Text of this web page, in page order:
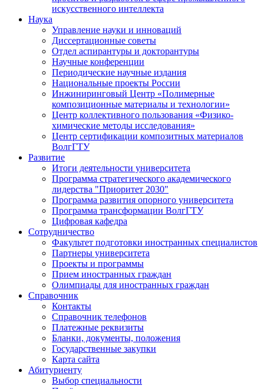
искусственного интеллекта
Наука
Управление науки и инноваций
Диссертационные советы
Отдел аспирантуры и докторантуры
Научные конференции
Периодические научные издания
Национальные проекты России
Инжиниринговый Центр «Полимерные
композиционные материалы и технологии»
Центр коллективного пользования «Физико-
химические методы исследования»
Центр сертификации композитных материалов
ВолгГТУ
Развитие
Итоги деятельности университета
Программа стратегического академического
лидерства "Приоритет 2030"
Программа развития опорного университета
Программа трансформации ВолгГТУ
Цифровая кафедра
Сотрудничество
Факультет подготовки иностранных специалистов
Партнеры университета
Проекты и программы
Прием иностранных граждан
Олимпиады для иностранных граждан
Справочник
Контакты
Справочник телефонов
Платежные реквизиты
Бланки, документы, положения
Государственные закупки
Карта сайта
Абитуриенту
Выбор специальности